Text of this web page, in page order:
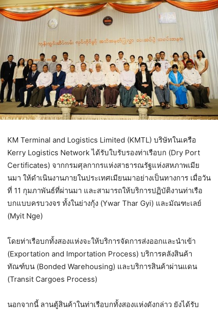
KM Terminal and Logistics Limited (KMTL) บริษัทในเครือ
Kerry Logistics Network ได้รับใบรับรองท่าเรือบก (Dry Port
Certificates) จากกรมศุลกากรแห่งสาธารณรัฐแห่งสหภาพเมีย
นมา ให้ดำเนินงานภายในประเทศเมียนมาอย่างเป็นทางการ เมื่อวัน
ที่ 11 กุมภาพันธ์ที่ผ่านมา และสามารถให้บริการปฏิบัติงานท่าเรือ
บกแบบครบวงจร ทั้งในย่างกุ้ง (Ywar Thar Gyi) และมัณฑะเลย์
(Myit Nge)
โดยท่าเรือบกทั้งสองแห่งจะให้บริการจัดการส่งออกและนำเข้า
(Exportation and Importation Process) บริการคลังสินค้า
ทัณฑ์บน (Bonded Warehousing) และบริการสินค้าผ่านแดน
(Transit Cargoes Process)
นอกจากนี้ ลานตู้สินค้าในท่าเรือบกทั้งสองแห่งดังกล่าว ยังได้รับ